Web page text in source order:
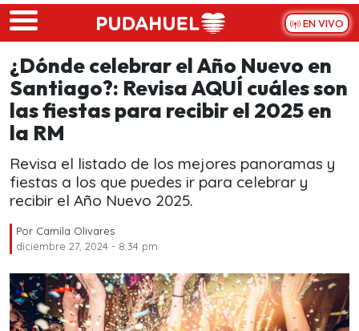
Skip to main content
EN VIVO
¿Dónde celebrar el Año Nuevo en
Santiago?: Revisa AQUÍ cuáles son
las fiestas para recibir el 2025 en
la RM
Revisa el listado de los mejores panoramas y
fiestas a los que puedes ir para celebrar y
recibir el Año Nuevo 2025.
Por Camila Olivares
diciembre 27, 2024 - 8:34 pm